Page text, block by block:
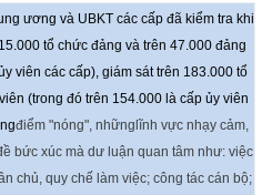
ương và UBKT các cấp đã kiểm tra khi
tổ chức đảng và trên 47.000 đảng
viên các cấp), giám sát trên 183.000 tổ
(trong đó trên 154.000 là cấp ủy viên
điểm "nóng", nhữnglĩnh vực nhạy cảm,
bức xúc mà dư luận quan tâm như: việc
chủ, quy chế làm việc; công tác cán bộ;